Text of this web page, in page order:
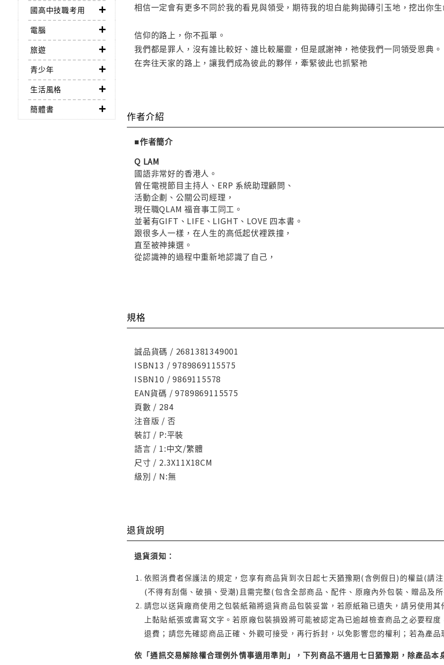
國高中技職考用
電腦
旅遊
青少年
生活風格
簡體書
相信一定會有更多不同於我的看見與領受，期待我的坦白能夠拋磚引玉地，挖出你生
信仰的路上，你不孤單。
我們都是罪人，沒有誰比較好、誰比較屬靈，但是感謝神，祂使我們一同領受恩典。
在奔往天家的路上，讓我們成為彼此的夥伴，牽緊彼此也抓緊祂
作者介紹
■作者簡介
Q LAM
國語非常好的香港人。
曾任電視節目主持人、ERP 系統助理顧問、
活動企劃、公關公司經理，
現任職QLAM 福音事工同工。
並著有GIFT、LIFE、LIGHT、LOVE 四本書。
跟很多人一樣，在人生的高低起伏裡跌撞，
直至被神揀選。
從認識神的過程中重新地認識了自己，
規格
誠品貨碼 / 2681381349001
ISBN13 / 9789869115575
ISBN10 / 9869115578
EAN貨碼 / 9789869115575
頁數 / 284
注音版 / 否
裝訂 / P:平裝
語言 / 1:中文/繁體
尺寸 / 2.3X11X18CM
級別 / N:無
退貨說明
退貨須知：
依照消費者保護法的規定，您享有商品貨到次日起七天猶豫期(含例假日)的權益(請
(不得有刮傷、破損、受潮)且需完整(包含全部商品、配件、原廠內外包裝、贈品及
請您以送貨廠商使用之包裝紙箱將退貨商品包裝妥當，若原紙箱已遺失，請另使用
上黏貼紙張或書寫文字。若原廠包裝損毀將可能被認定為已逾越檢查商品之必要程
退費；請您先確認商品正確、外觀可接受，再行拆封，以免影響您的權利；若為產品
依「通訊交易解除權合理例外情事適用準則」，下列商品不適用七日猶豫期，除產品本